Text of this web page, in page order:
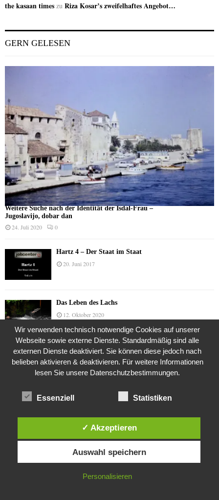
the kasaan times zu Riza Kosar’s zweifelhaftes Angebot…
GERN GELESEN
Weitere Suche nach der Identität der Isdal-Frau –
Jugoslavijo, dobar dan
24. Juli 2020 0
Hartz 4 – Der Staat im Staat
20. Juni 2017
Das Leben des Lachs
12. Oktober 2020
Die Geschichte der Kubushäuser
9. Juli 2018
24. November 2015
Die Brexit-Lüge (1/8 Teil)
Diese Website verwendet Cookies. Durch die weitere Nutzung dieser
Website stimmst du der Verwendung von Cookies zu.
IN ORDNUNG
Wir verwenden technisch notwendige Cookies auf unserer
Webseite sowie externe Dienste. Standardmäßig sind alle
externen Dienste deaktiviert. Sie können diese jedoch nach
belieben aktivieren & deaktivieren. Für weitere Informationen
lesen Sie unsere Datenschutzbestimmungen.
Essenziell Statistiken
✓ Akzeptieren
Auswahl speichern
Personalisieren